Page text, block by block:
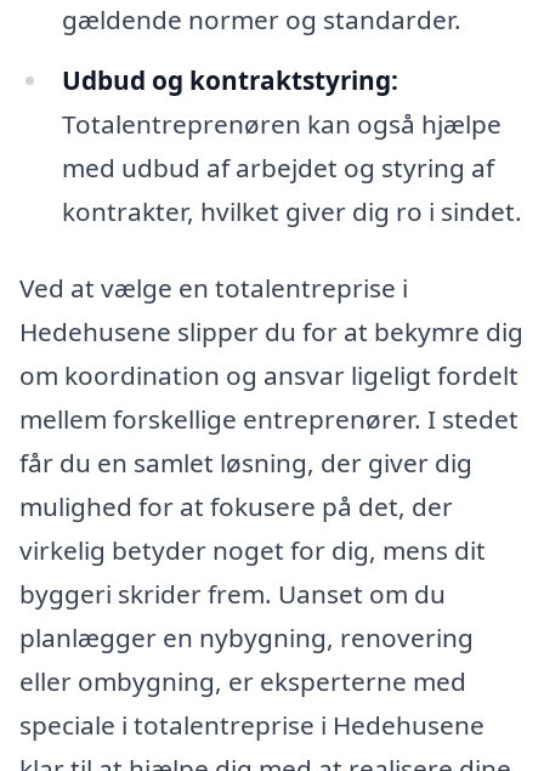
gældende normer og standarder.
Udbud og kontraktstyring:
Totalentreprenøren kan også hjælpe
med udbud af arbejdet og styring af
kontrakter, hvilket giver dig ro i sindet.
Ved at vælge en totalentreprise i
Hedehusene slipper du for at bekymre dig
om koordination og ansvar ligeligt fordelt
mellem forskellige entreprenører. I stedet
får du en samlet løsning, der giver dig
mulighed for at fokusere på det, der
virkelig betyder noget for dig, mens dit
byggeri skrider frem. Uanset om du
planlægger en nybygning, renovering
eller ombygning, er eksperterne med
speciale i totalentreprise i Hedehusene